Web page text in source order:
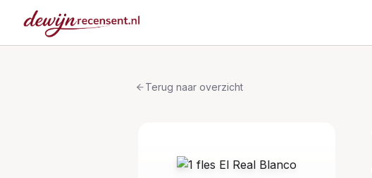
Terug naar overzicht